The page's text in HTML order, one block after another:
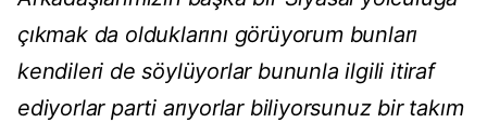
çıkmak da olduklarını görüyorum bunları
kendileri de söylüyorlar bununla ilgili itiraf
ediyorlar parti arıyorlar biliyorsunuz bir takım